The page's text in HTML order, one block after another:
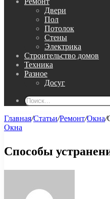
Двери
Пол
Потолок
Стены
Электрика
Строительство домов
Техника
Разное
Досуг
Главная/Статьи/Ремонт/Окна/
Окна
Способы